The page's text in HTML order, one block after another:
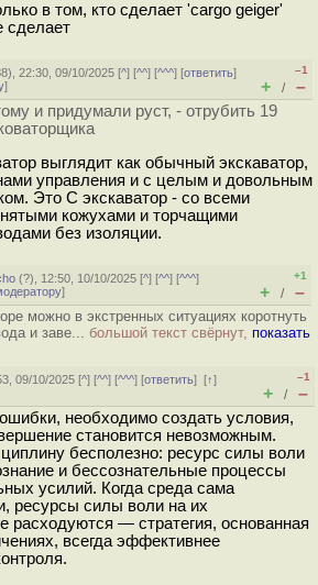
в том, кто сделает 'cargo geiger'
сделает
), 22:30, 09/10/2025 [^] [^^] [^^^] [ответить]
]
–1
+ / –
и придумали руст, - отрубить 19
выглядит как обычный экскаватор,
управления и с целым и довольным
Это C экскаватор - со всеми
кожухами и торчащими
без изоляции.
(?), 12:50, 10/10/2025 [^] [^^] [^^^]
]
+1
+ / –
можно в экстренных ситуациях коротнуть
и заве... большой текст свёрнут, показать
09/10/2025 [^] [^^] [^^^] [ответить][↑]
–1
+ / –
необходимо создать условия,
становится невозможным.
бесполезно: ресурс силы воли
и бессознательные процессы
усилий. Когда среда сама
ресурсы силы воли на их
расходуются — стратегия, основанная
всегда эффективнее